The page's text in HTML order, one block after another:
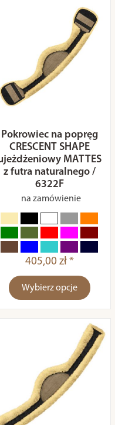
Pokrowiec na popręg
CRESCENT SHAPE
MATTES
z futra naturalnego /
6322F
na zamówienie
405,00 zł *
Wybierz opcje